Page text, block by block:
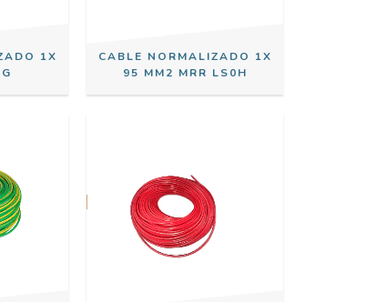
1X
CABLE NORMALIZADO 1X
95 MM2 MRR LS0H